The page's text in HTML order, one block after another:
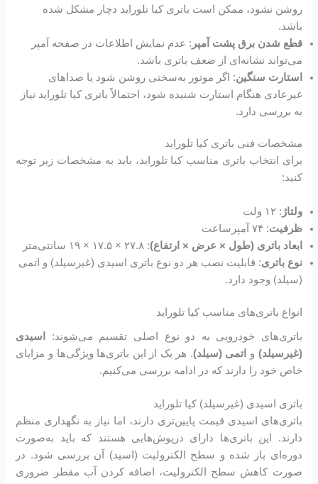
روشن نشود، ممکن است باتری کیا تلوراید دچار مشکل شده
باشد.
قطع شدن برق پشت آمپر : عدم نمایش اطلاعات در صفحه آمپر
می‌تواند نشانه‌ای از ضعف باتری باشد.
استارت سنگین: اگر موتور به‌سختی روشن شود یا صداهای
غیرعادی هنگام استارت شنیده شود، احتمالاً باتری کیا تلوراید نیاز
به بررسی دارد.
مشخصات فنی باتری کیا تلوراید
برای انتخاب باتری مناسب کیا تلوراید، باید به مشخصات زیر توجه
کنید:
ولتاژ : ۱۲ ولت
ظرفیت: ۷۴ آمپرساعت
ابعاد باتری (طول × عرض × ارتفاع): ۲۷.۸ × ۱۷.۵ × ۱۹ سانتی‌متر
نوع باتری: قابلیت نصب هر دو نوع باتری اسیدی (غیرسیلد) و اتمی
(سیلد) وجود دارد.
انواع باتری‌های مناسب کیا تلوراید
باتری‌های خودرویی به دو نوع اصلی تقسیم می‌شوند:
اسیدی
(غیرسیلد) و اتمی (سیلد). هر یک از این باتری‌ها ویژگی‌ها و مزایای
خاص خود را دارند که در ادامه بررسی می‌کنیم.
باتری اسیدی (غیرسیلد) کیا تلوراید
باتری‌های اسیدی قیمت پایین‌تری دارند، اما نیاز به نگهداری منظم
دارند. این باتری‌ها دارای درپوش‌هایی هستند که باید به‌صورت
دوره‌ای باز شده و سطح الکترولیت (اسید) آن بررسی شود. در
صورت کاهش سطح الکترولیت، اضافه کردن آب مقطر ضروری